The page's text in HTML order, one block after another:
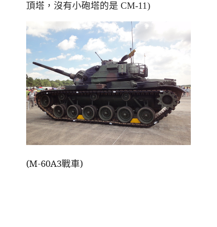
頂塔，沒有小砲塔的是 CM-11)
(M-60A3戰車)